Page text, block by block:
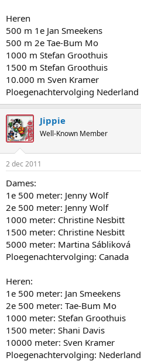
Heren
500 m 1e Jan Smeekens
500 m 2e Tae-Bum Mo
1000 m Stefan Groothuis
1500 m Stefan Groothuis
10.000 m Sven Kramer
Ploegenachtervolging Nederland
Jippie
Well-Known Member
2 dec 2011
Dames:
1e 500 meter: Jenny Wolf
2e 500 meter: Jenny Wolf
1000 meter: Christine Nesbitt
1500 meter: Christine Nesbitt
5000 meter: Martina Sábliková
Ploegenachtervolging: Canada
Heren:
1e 500 meter: Jan Smeekens
2e 500 meter: Tae-Bum Mo
1000 meter: Stefan Groothuis
1500 meter: Shani Davis
10000 meter: Sven Kramer
Ploegenachtervolging: Nederland